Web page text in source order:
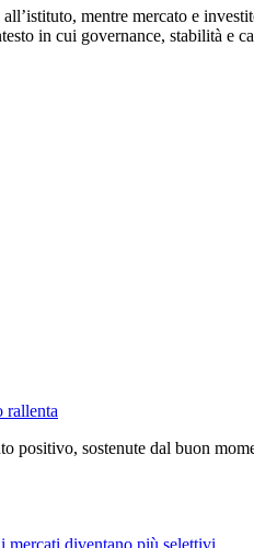
mentre mercato e
in cui governance, stabilità
rallenta
positivo, sostenute dal buon
mercati diventano più selettivi